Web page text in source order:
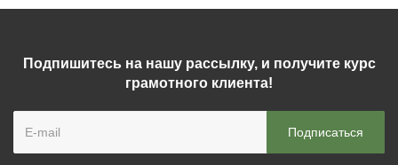
Подпишитесь на нашу рассылку, и получите курс
грамотного клиента!